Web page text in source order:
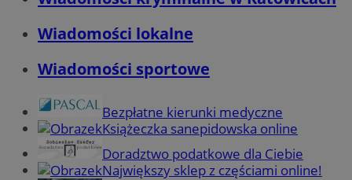
Wiadomości lokalne
Wiadomości sportowe
Bezpłatne kierunki medyczne
Książeczka sanepidowska online
Doradztwo podatkowe dla Ciebie
Największy sklep z częściami online!